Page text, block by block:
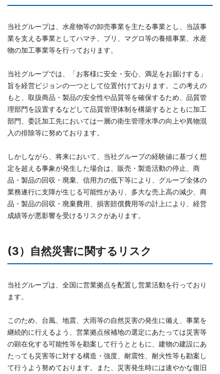
当社グループは、水産物等の卸売事業を主たる事業とし、当該事
業を支える事業としてハマチ、ブリ、マグロ等の養殖事業、水産
物の加工事業等を行っております。
当社グループでは、「お客様に安全・安心、満足をお届けする」
旨を経営ビジョンの一つとして位置付けております。この考えの
もと、取扱商品・製品の安全性や品質等を確保するため、品質管
理部門を設置するなどして品質管理体制を構築するとともに加工
部門、委託加工先においては一層の衛生管理水準の向上や異物混
入の排除等に努めております。
しかしながら、将来において、当社グループの経験値に基づく想
定を超える事象が発生した場合は、販売・製造活動の停止、商
品・製品の回収・廃棄、信用力の低下等により、グループ全体の
業務遂行に支障が生じる可能性があり、多大な売上高の減少、商
品・製品の回収・廃棄費用、損害賠償費用等の計上により、経営
成績等が悪影響を受けるリスクがあります。
(3）自然災害に関するリスク
当社グループは、全国に営業拠点を配置し営業活動を行っており
ます。
このため、台風、地震、大雨等の自然災害の発生に備え、事業を
継続的に行えるよう、営業拠点候補地の選定にあたっては災害等
の顕在化する可能性等を勘案して行うとともに、建物の建設にあ
たっても災害等に対する構造・強度、耐震性、耐火性等も勘案し
て行うよう努めております。また、災害発生時には速やかな復旧